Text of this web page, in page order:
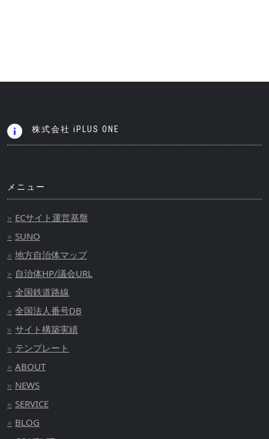
株式会社 iPLUS ONE
メニュー
ECサイト運営基盤
SUNO
地方自治体マップ
自治体HP/議会URL
全国鉄道路線
全国法人番号DB
サイト構築実績
テンプレート
ABOUT
NEWS
SERVICE
BLOG